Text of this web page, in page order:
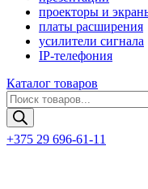
проекторы и
платы расширения
усилители сигнала
IP-телефония
Каталог товаров
Поиск
товаров
+375 29 696-61-11